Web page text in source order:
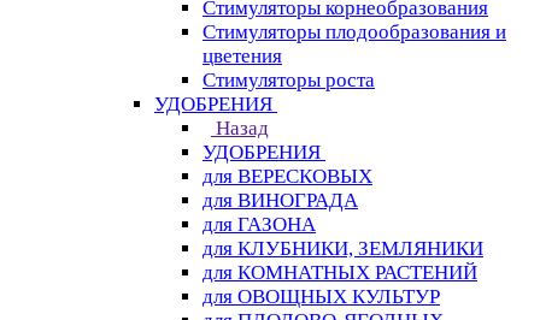
Стимуляторы корнеобразования
Стимуляторы плодообразования и
цветения
Стимуляторы роста
УДОБРЕНИЯ
Назад
УДОБРЕНИЯ
для ВЕРЕСКОВЫХ
для ВИНОГРАДА
для ГАЗОНА
для КЛУБНИКИ, ЗЕМЛЯНИКИ
для КОМНАТНЫХ РАСТЕНИЙ
для ОВОЩНЫХ КУЛЬТУР